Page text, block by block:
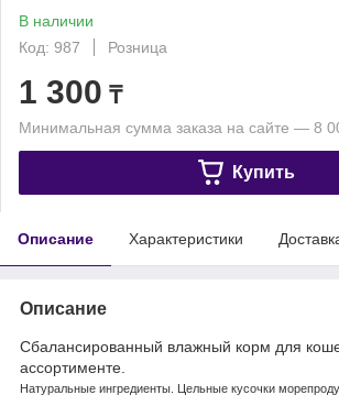
В наличии
Код: 987
Розница
1 300 ₸
Минимальная сумма заказа на сайте — 8
Купить
Описание Характеристики
Описание
Сбалансированный влажный корм для
ассортименте.
Натуральные ингредиенты. Цельные кусочки